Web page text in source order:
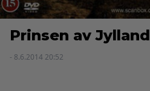
Prinsen av Jylland
- 8.6.2014 20:52